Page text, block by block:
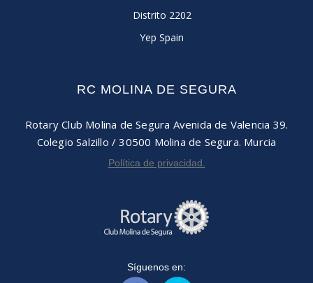
Distrito 2202
Yep Spain
RC MOLINA DE SEGURA
Rotary Club Molina de Segura Avenida de Valencia 39.
Colegio Salzillo / 30500 Molina de Segura. Murcia
Política de privacidad.
Síguenos en: